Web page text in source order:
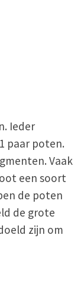
Ieder
paar poten.
Vaak
een soort
de poten
de grote
zijn om